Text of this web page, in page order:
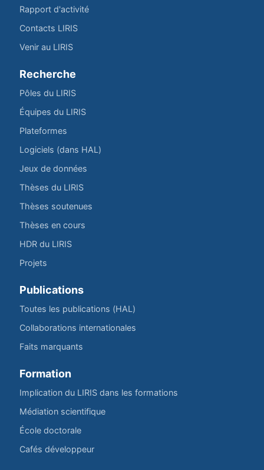
Rapport d'activité
Contacts LIRIS
Venir au LIRIS
Recherche
Pôles du LIRIS
Équipes du LIRIS
Plateformes
Logiciels (dans HAL)
Jeux de données
Thèses du LIRIS
Thèses soutenues
Thèses en cours
HDR du LIRIS
Projets
Publications
Toutes les publications (HAL)
Collaborations internationales
Faits marquants
Formation
Implication du LIRIS dans les formations
Médiation scientifique
École doctorale
Cafés développeur